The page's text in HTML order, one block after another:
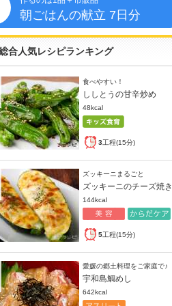
朝ごはんの献立 7日分
合人気レシピランキング
食べやすい！
ししとうの甘辛炒め
48kcal
3工程(15分)
ズッキーニまるごと
ズッキーニのチーズ焼き
144kcal
5工程(15分)
愛媛の郷土料理をご家庭で♪
宇和島鯛めし
642kcal